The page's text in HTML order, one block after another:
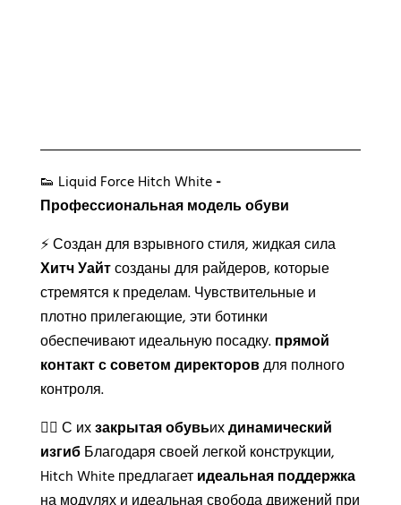
т
в
:
👟 Liquid Force Hitch White-
Профессиональная модель обуви
⚡ Создан для взрывного стиля, жидкая сила
Хитч Уайтсозданы для райдеров, которые
стремятся к пределам. Чувствительные и
плотно прилегающие, эти ботинки
обеспечивают идеальную посадку. прямой
контакт с советом директоровдля полного
контроля.
🏄‍♂️ С ихзакрытая обувьихдинамический
изгибБлагодаря своей легкой конструкции,
Hitch White предлагает идеальная поддержка
на модулях и идеальная свобода движений при